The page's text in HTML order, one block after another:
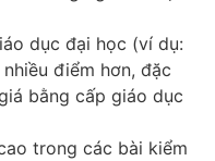
dục đại học (ví dụ:
điểm hơn, đặc
bằng cấp giáo dục
trong các bài kiểm